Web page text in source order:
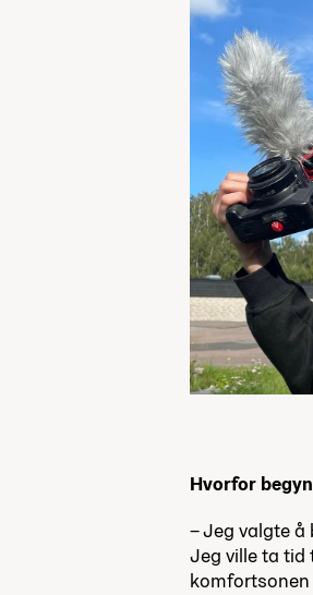
Hvorfor
– Jeg valgte
Jeg ville ta tid
komfortsonen